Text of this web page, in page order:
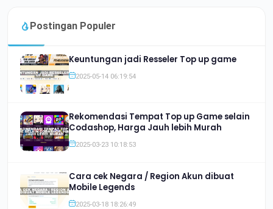
Postingan Populer
Keuntungan jadi Resseler Top up game
2025-05-14 06:19:54
Rekomendasi Tempat Top up Game selain
Codashop, Harga Jauh lebih Murah
2025-03-23 10:18:53
Cara cek Negara / Region Akun dibuat
Mobile Legends
2025-03-18 18:26:49